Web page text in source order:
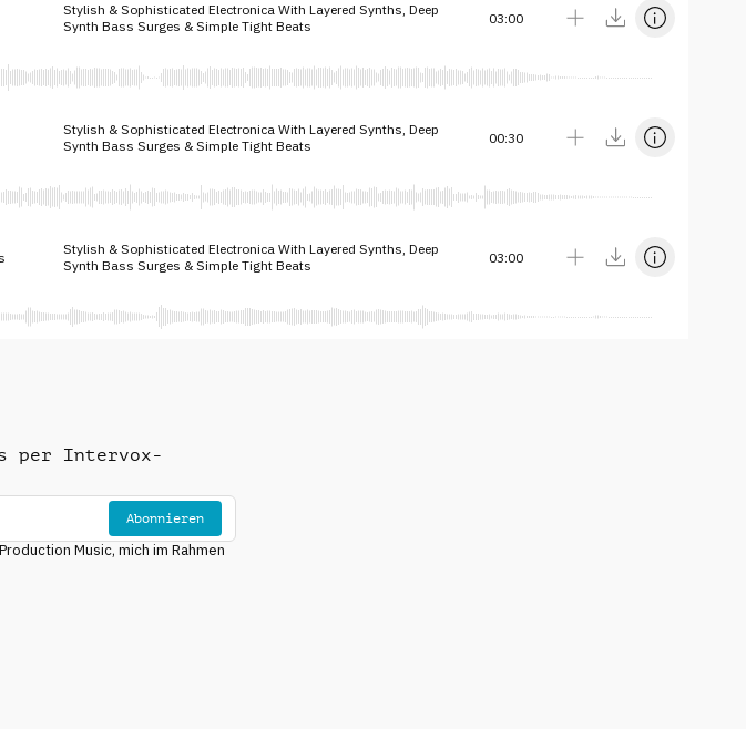
Stylish & Sophisticated Electronica With Layered Synths, Deep
Synth Bass Surges & Simple Tight Beats
03:00
Stylish & Sophisticated Electronica With Layered Synths, Deep
Synth Bass Surges & Simple Tight Beats
00:30
Stylish & Sophisticated Electronica With Layered Synths, Deep
Synth Bass Surges & Simple Tight Beats
03:00
per Intervox-
Abonnieren
Music, mich im Rahmen